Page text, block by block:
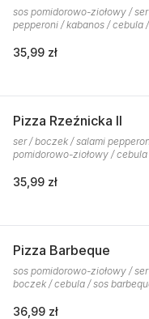
sos pomidorowo-ziołowy /
pepperoni / kabanos / cebula
35,99 zł
Pizza Rzeźnicka II
ser / boczek / salami
pomidorowo-ziołowy /
35,99 zł
Pizza Barbeque
sos pomidorowo-ziołowy /
boczek / cebula / sos
36,99 zł